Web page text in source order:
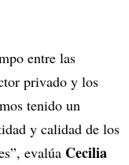
entre las
privado y los
tenido un
y calidad de los
evalúa Cecilia